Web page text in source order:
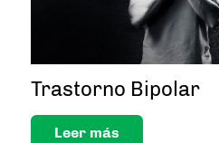
Trastorno Bipolar
Leer más